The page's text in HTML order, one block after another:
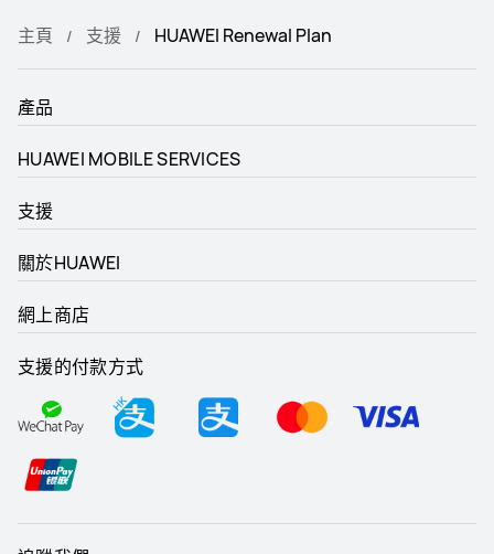
主頁 支援 HUAWEI Renewal Plan
產品
HUAWEI MOBILE SERVICES
支援
關於HUAWEI
網上商店
支援的付款方式